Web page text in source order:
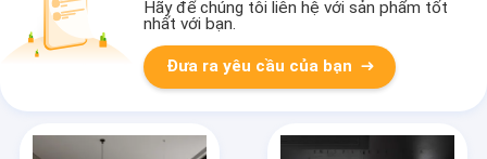
Hãy để chúng tôi liên hệ với sản phẩm tốt
nhất với bạn.
Đưa ra yêu cầu của bạn